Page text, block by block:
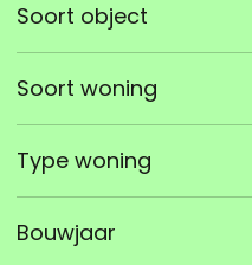
Soort object
Soort woning
Type woning
Bouwjaar